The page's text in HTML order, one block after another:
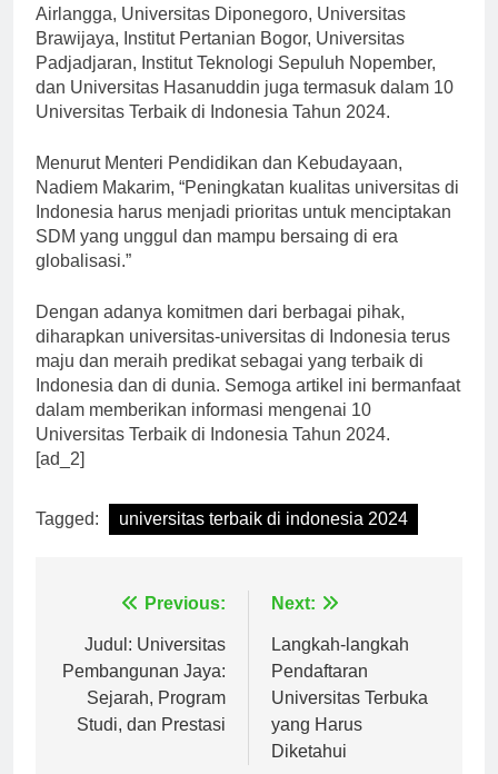
Airlangga, Universitas Diponegoro, Universitas
Brawijaya, Institut Pertanian Bogor, Universitas
Padjadjaran, Institut Teknologi Sepuluh Nopember,
dan Universitas Hasanuddin juga termasuk dalam 10
Universitas Terbaik di Indonesia Tahun 2024.
Menurut Menteri Pendidikan dan Kebudayaan,
Nadiem Makarim, “Peningkatan kualitas universitas di
Indonesia harus menjadi prioritas untuk menciptakan
SDM yang unggul dan mampu bersaing di era
globalisasi.”
Dengan adanya komitmen dari berbagai pihak,
diharapkan universitas-universitas di Indonesia terus
maju dan meraih predikat sebagai yang terbaik di
Indonesia dan di dunia. Semoga artikel ini bermanfaat
dalam memberikan informasi mengenai 10
Universitas Terbaik di Indonesia Tahun 2024.
[ad_2]
Tagged: universitas terbaik di indonesia 2024
Navigasi
pos
Previous:
Judul: Universitas
Pembangunan Jaya:
Sejarah, Program
Studi, dan Prestasi
Next:
Langkah-langkah
Pendaftaran
Universitas Terbuka
yang Harus
Diketahui